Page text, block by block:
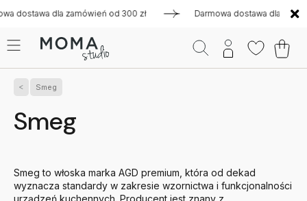
zamówień od 300 zł Darmowa dostawa dla zamówień od
Smeg
Smeg
Smeg to włoska marka AGD premium, która od dekad
wyznacza standardy w zakresie wzornictwa i funkcjonalności
urządzeń kuchennych. Producent jest znany z